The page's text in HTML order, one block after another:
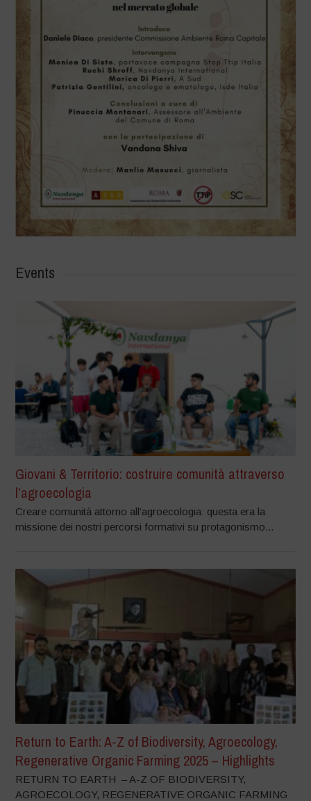
Events
Giovani & Territorio: costruire comunità attraverso
l’agroecologia
Creare comunità attorno all’agroecologia: questa era la
missione dei nostri percorsi formativi su protagonismo...
Return to Earth: A-Z of Biodiversity, Agroecology,
Regenerative Organic Farming 2025 – Highlights
RETURN TO EARTH – A-Z OF BIODIVERSITY,
AGROECOLOGY, REGENERATIVE ORGANIC FARMING